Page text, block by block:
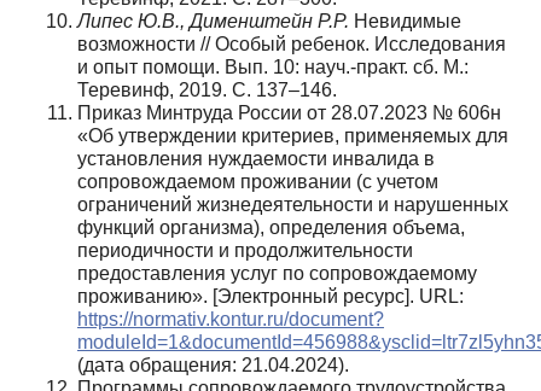
Липес Ю.В., Дименштейн Р.Р. Невидимые
возможности // Особый ребенок. Исследования
и опыт помощи. Вып. 10: науч.-практ. сб. М.:
Теревинф, 2019. С. 137–146.
Приказ Минтруда России от 28.07.2023 № 606н
«Об утверждении критериев, применяемых для
установления нуждаемости инвалида в
сопровождаемом проживании (с учетом
ограничений жизнедеятельности и нарушенных
функций организма), определения объема,
периодичности и продолжительности
предоставления услуг по сопровождаемому
проживанию». [Электронный ресурс]. URL:
https://normativ.kontur.ru/document?
(дата обращения: 21.04.2024).